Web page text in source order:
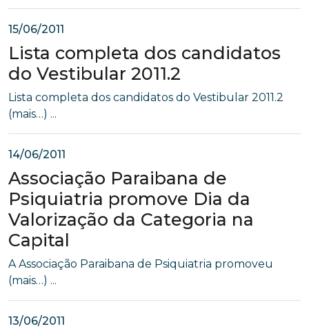
15/06/2011
Lista completa dos candidatos
do Vestibular 2011.2
Lista completa dos candidatos do Vestibular 2011.2
(mais…) ...
14/06/2011
Associação Paraibana de
Psiquiatria promove Dia da
Valorização da Categoria na
Capital
A Associação Paraibana de Psiquiatria promoveu
(mais…) ...
13/06/2011